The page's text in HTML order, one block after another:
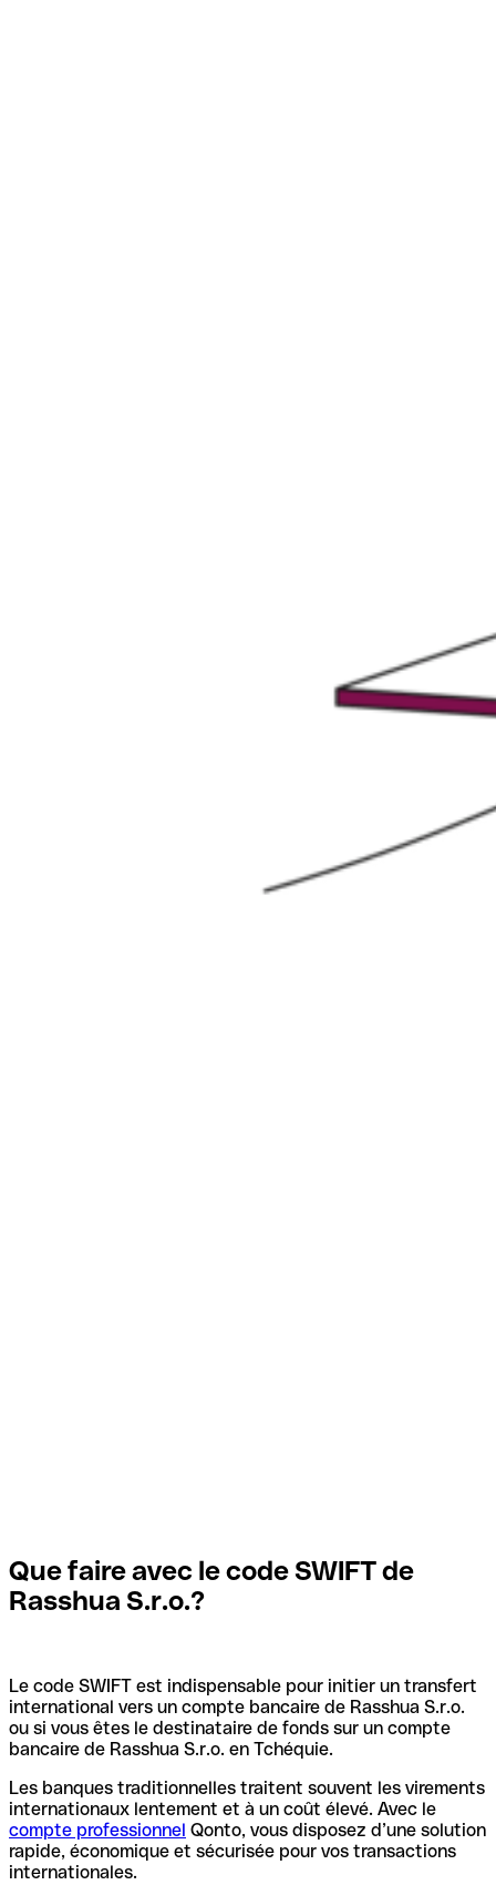
Que faire avec le code SWIFT de
Rasshua S.r.o.?
Le code SWIFT est indispensable pour initier un transfert
international vers un compte bancaire de Rasshua S.r.o.
ou si vous êtes le destinataire de fonds sur un compte
bancaire de Rasshua S.r.o. en Tchéquie.
Les banques traditionnelles traitent souvent les virements
internationaux lentement et à un coût élevé. Avec le
compte professionnel Qonto, vous disposez d’une solution
rapide, économique et sécurisée pour vos transactions
internationales.